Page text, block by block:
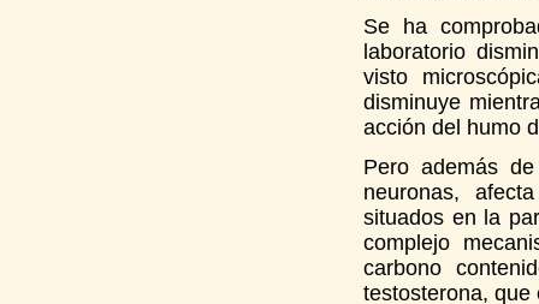
Se ha
laboratorio
visto
disminuye
acción del humo
Pero además
neuronas,
situados en la
complejo
carbono
testosterona, que